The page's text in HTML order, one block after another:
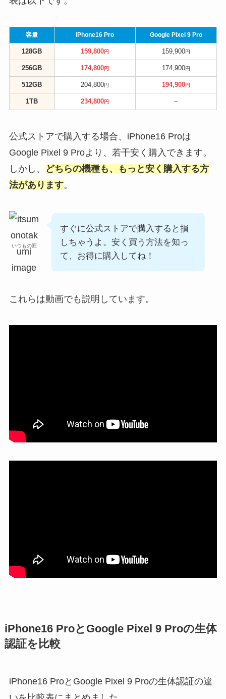
容量 iPhone16 Pro Google Pixel 9 Pro
128GB 159,800円 159,900円
256GB 174,800円 174,900円
512GB 204,800円 194,900円
1TB 234,800円 –
公式ストアで購入する場合、iPhone16 Proは
Google Pixel 9 Proより、若干安く購入できます。
しかし、
どちらの機種も、もっと安く購入する方
法があります。
いつもの匠
すぐに公式ストアで購入すると損
しちゃうよ。安く買う方法を知っ
て、お得に購入してね！
これらは動画でも説明しています。
iPhone16 ProとGoogle Pixel 9 Proの生体
認証を比較
iPhone16 ProとGoogle Pixel 9 Proの生体認証の違